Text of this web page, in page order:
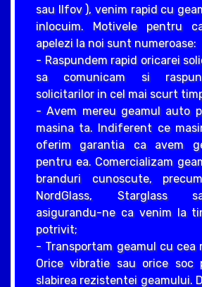
sau Ilfov ), venim rapid cu
inlocuim. Motivele pentru
apelezi la noi sunt numeroase:
- Raspundem rapid oricarei
sa comunicam si
solicitarilor in cel mai scurt
- Avem mereu geamul auto
masina ta. Indiferent ce
oferim garantia ca avem
pentru ea. Comercializam
branduri cunoscute,
NordGlass, Starglass
asigurandu-ne ca venim la
potrivit;
- Transportam geamul cu cea
Orice vibratie sau orice soc
slabirea rezistentei geamului.